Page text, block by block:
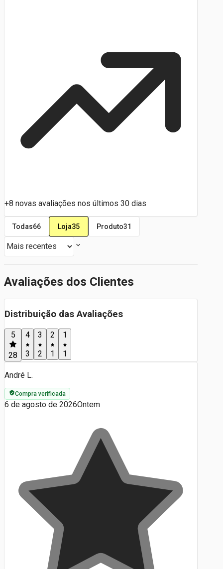
+8 novas avaliações nos últimos 30 dias
Todas66 Loja35 Produto31
Avaliações dos Clientes
Distribuição das Avaliações
5
28
4
3
3
2
2
1
1
1
André L.
Compra verificada
6 de agosto de 2026Ontem